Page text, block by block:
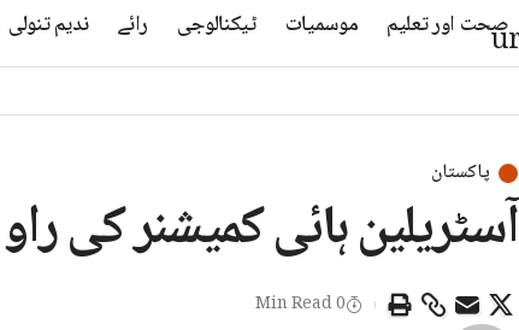
صحت اور تعلیم موسمیات ٹیکنالوجی رائے ندیم تنولی
پاکستان
آسٹریلین ہائی کمیشنر کی
0 Min Read